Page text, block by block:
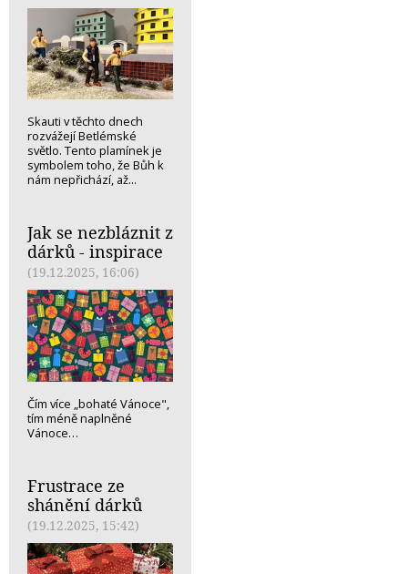
Skauti v těchto dnech
rozvážejí Betlémské
světlo. Tento plamínek je
symbolem toho, že Bůh k
nám nepřichází, až...
Jak se nezbláznit z
dárků - inspirace
(19.12.2025, 16:06)
Čím více „bohaté Vánoce",
tím méně naplněné
Vánoce…
Frustrace ze
shánění dárků
(19.12.2025, 15:42)